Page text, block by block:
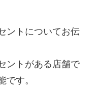
ントについてお伝
ントがある店舗で
です。